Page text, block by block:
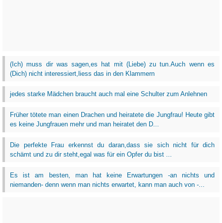
(Ich) muss dir was sagen,es hat mit (Liebe) zu tun.Auch wenn es
(Dich) nicht interessiert,liess das in den Klammern
jedes starke Mädchen braucht auch mal eine Schulter zum Anlehnen
Früher tötete man einen Drachen und heiratete die Jungfrau! Heute gibt
es keine Jungfrauen mehr und man heiratet den D...
Die perfekte Frau erkennst du daran,dass sie sich nicht für dich
schämt und zu dir steht,egal was für ein Opfer du bist ...
Es ist am besten, man hat keine Erwartungen -an nichts und
niemanden- denn wenn man nichts erwartet, kann man auch von -...